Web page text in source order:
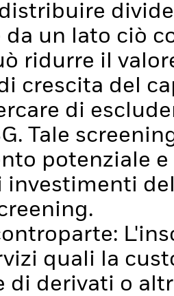
da un lato ciò
ridurre il
crescita del
di
Tale
potenziale
investimenti
quali la
di derivati o